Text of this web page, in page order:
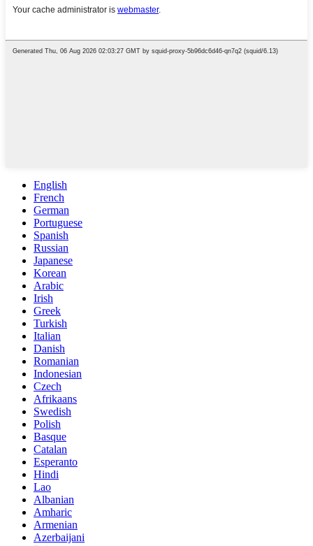
English
French
German
Portuguese
Spanish
Russian
Japanese
Korean
Arabic
Irish
Greek
Turkish
Italian
Danish
Romanian
Indonesian
Czech
Afrikaans
Swedish
Polish
Basque
Catalan
Esperanto
Hindi
Lao
Albanian
Amharic
Armenian
Azerbaijani